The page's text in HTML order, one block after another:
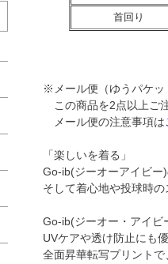
首回り
※メール便（ゆうパケッ
この商品を2点以上ご
メール便の注意事項は
「楽しいを着る」
Go-ib(ジーオーアイビー
そして着心地や投球時
Go-ib(ジーオー・アイビ
UVケアや透け防止にも
全面昇華転写プリント